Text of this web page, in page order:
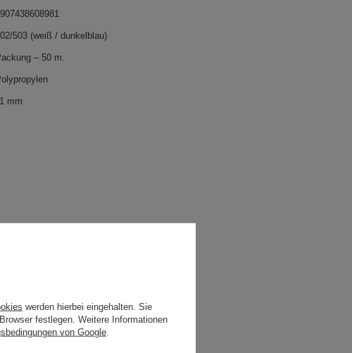
503 (weiß / dunkelblau)
– 50 m.
mm
werden hierbei eingehalten. Sie
festlegen. Weitere Informationen
von Google